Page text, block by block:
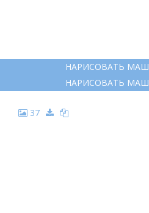
НАРИСОВАТЬ
НАРИСОВАТЬ
37